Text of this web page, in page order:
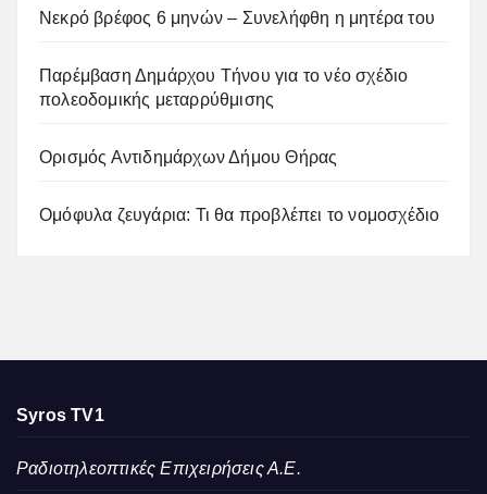
Νεκρό βρέφος 6 μηνών – Συνελήφθη η μητέρα του
Παρέμβαση Δημάρχου Τήνου για το νέο σχέδιο
πολεοδομικής μεταρρύθμισης
Ορισμός Αντιδημάρχων Δήμου Θήρας
Ομόφυλα ζευγάρια: Τι θα προβλέπει το νομοσχέδιο
Syros TV1
Ραδιοτηλεοπτικές Επιχειρήσεις Α.Ε.